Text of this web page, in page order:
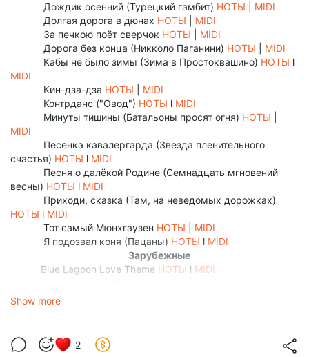
Дождик осенний (Турецкий гамбит) НОТЫ
MIDI
Долгая дорога в дюнах НОТЫ
MIDI
За печкою поёт сверчок НОТЫ
MIDI
Дорога без конца (Никколо Паганини) НОТЫ
MIDI
Кабы не было зимы (Зима в Простоквашино) НОТЫ l
MIDI
Кин-дза-дза НОТЫ
MIDI
Контрданс ("Овод") НОТЫ l MIDI
Минуты тишины (Батальоны просят огня) НОТЫ
MIDI
Песенка кавалергарда (Звезда пленительного
счастья) НОТЫ l MIDI
Песня о далёкой Родине (Семнадцать мгновений
весны) НОТЫ l MIDI
Приходи, сказка (Там, на неведомых дорожках)
НОТЫ l MIDI
Тот самый Мюнхгаузен НОТЫ
MIDI
Я подозвал коня (Пацаны) НОТЫ l MIDI
Зарубежные
Blue Lagoon Love Theme НОТЫ l MIDI
Can You Feel the Love Tonight (King Lion)
Show more
2